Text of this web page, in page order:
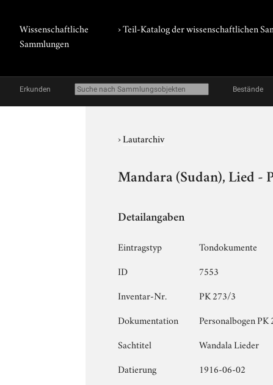
Wissenschaftliche
Sammlungen
› Teil-Katalog der wissenschaftlichen
Erkunden Bestände
›Lautarchiv
Mandara (Sudan), Lied -
Detailangaben
Eintragstyp
Tondokumente
ID
7553
Inventar-Nr.
PK 273/3
Dokumentation
Personalbogen
Sachtitel
Wandala Lieder
Datierung
1916-06-02